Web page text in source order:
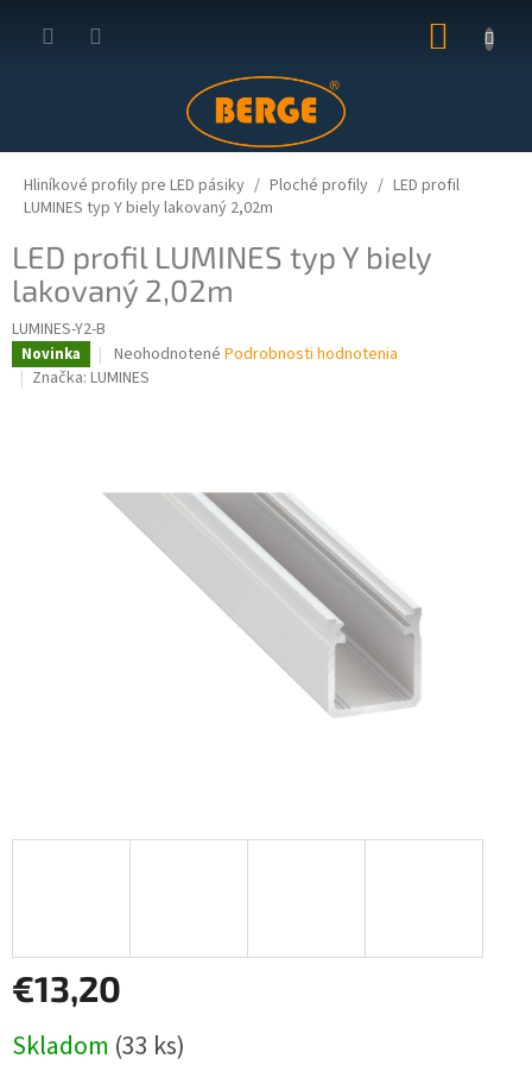
KOŠÍK
Hliníkové profily pre LED pásiky Ploché profily
LED profil
LUMINES typ Y biely lakovaný 2,02m
LED profil LUMINES typ Y biely
lakovaný 2,02m
LUMINES-Y2-B
Novinka
Priemerné
hodnotenie
5
hviezdičiek.
Neohodnotené Podrobnosti hodnotenia
Značka: LUMINES
€13,20
cena:
Skladom (33 ks)